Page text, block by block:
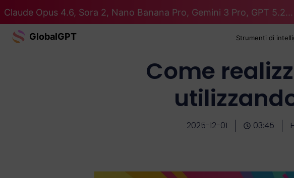
Claude Opus 4.6, Sora 2, Nano Banana Pro, Gemini 3 Pro, GPT
GlobalGPT Strumenti di
Come
2025-12-01 03:45